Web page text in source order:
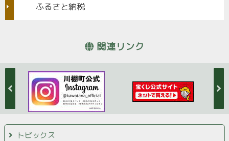
ふるさと納税
関連リンク
トピックス